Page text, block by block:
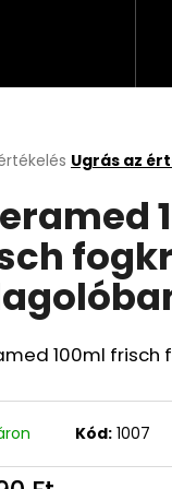
Cappuccino,
Ugrás az
100ml
Kód: 1007